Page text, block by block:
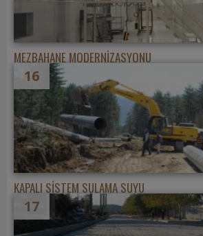
MEZBAHANE MODERNİZASYONU
16
KAPALI SİSTEM SULAMA SUYU
17